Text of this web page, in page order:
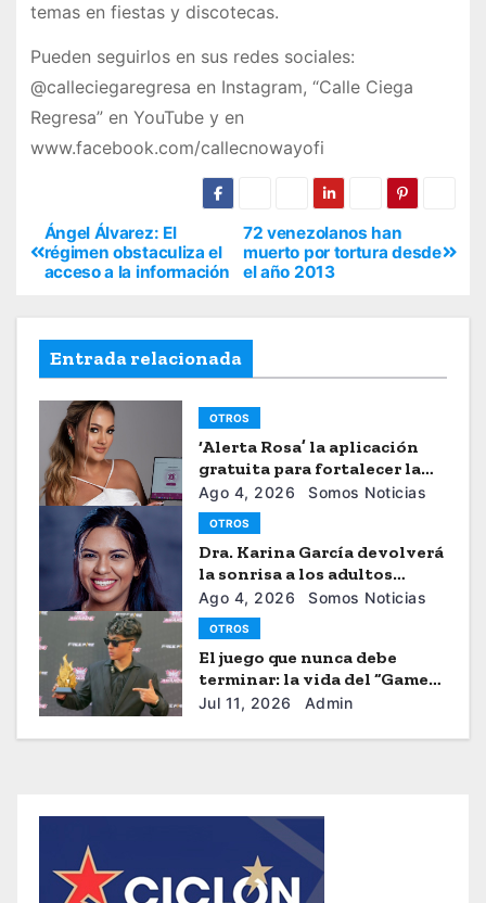
temas en fiestas y discotecas.
Pueden seguirlos en sus redes sociales:
@calleciegaregresa en Instagram, “Calle Ciega
Regresa” en YouTube y en
www.facebook.com/callecnowayofi
72 venezolanos han
muerto por tortura desde
el año 2013
Ángel Álvarez: El
régimen obstaculiza el
acceso a la información
Entrada relacionada
OTROS
‘Alerta Rosa’ la aplicación
gratuita para fortalecer la
seguiridad de las mujeres
Ago 4, 2026 Somos Noticias
OTROS
Dra. Karina García devolverá
la sonrisa a los adultos
mayores
Ago 4, 2026 Somos Noticias
OTROS
El juego que nunca debe
terminar: la vida del “Gamer”
Brayhan Crazzy
Jul 11, 2026 Admin